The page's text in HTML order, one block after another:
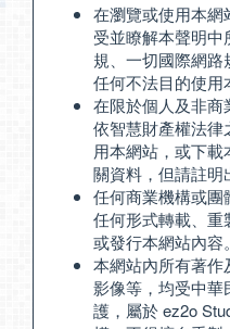
在瀏覽或使用本
受並瞭解本聲明
規、一切國際網
任何不法目的使用
在限於個人及非
依智慧財產權法律
用本網站，或下
關資料，但請註明
任何商業機構或團
任何形式轉載、重
或發行本網站內容。
本網站內所有著作
影像等，均受中華
護，屬於 ez2o